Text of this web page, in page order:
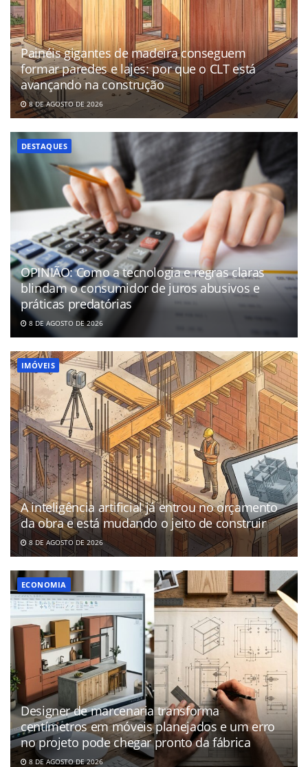
Painéis gigantes de madeira conseguem
formar paredes e lajes: por que o CLT está
avançando na construção
8 DE AGOSTO DE 2026
DESTAQUES
OPINIÃO: Como a tecnologia e regras claras
blindam o consumidor de juros abusivos e
práticas predatórias
8 DE AGOSTO DE 2026
IMÓVEIS
A inteligência artificial já entrou no orçamento
da obra e está mudando o jeito de construir
8 DE AGOSTO DE 2026
ECONOMIA
Designer de marcenaria transforma
centímetros em móveis planejados e um erro
no projeto pode chegar pronto da fábrica
8 DE AGOSTO DE 2026